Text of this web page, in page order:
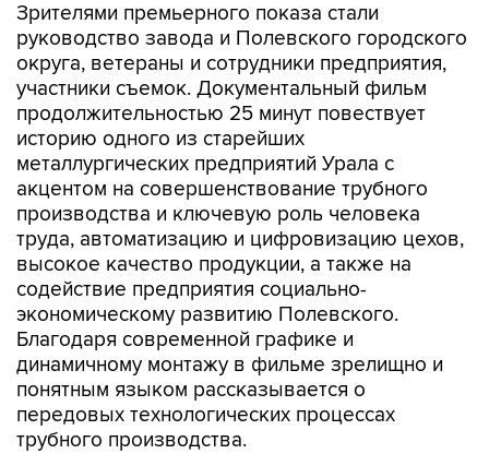
Зрителями премьерного показа стали
руководство завода и Полевского городского
округа, ветераны и сотрудники предприятия,
участники съемок. Документальный фильм
продолжительностью 25 минут повествует
историю одного из старейших
металлургических предприятий Урала с
акцентом на совершенствование трубного
производства и ключевую роль человека
труда, автоматизацию и цифровизацию цехов,
высокое качество продукции, а также на
содействие предприятия социально-
экономическому развитию Полевского.
Благодаря современной графике и
динамичному монтажу в фильме зрелищно и
понятным языком рассказывается о
передовых технологических процессах
трубного производства.